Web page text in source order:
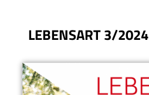
LEBENSART 3/2024